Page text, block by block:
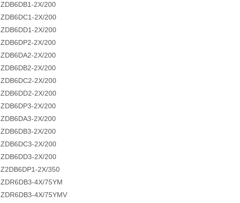
ZDB6DB1-2X/200
ZDB6DC1-2X/200
ZDB6DD1-2X/200
ZDB6DP2-2X/200
ZDB6DA2-2X/200
ZDB6DB2-2X/200
ZDB6DC2-2X/200
ZDB6DD2-2X/200
ZDB6DP3-2X/200
ZDB6DA3-2X/200
ZDB6DB3-2X/200
ZDB6DC3-2X/200
ZDB6DD3-2X/200
Z2DB6DP1-2X/350
ZDR6DB3-4X/75YM
ZDR6DB3-4X/75YMV